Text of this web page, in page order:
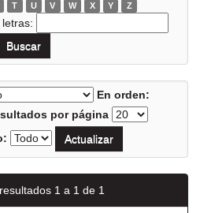
T U V W X Y Z
En orden:
por página
1 a 1 de 1